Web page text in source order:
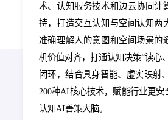
术、认知服务技术和边云协同计
持，打造交互认知与空间认知两
准确理解人的意图和空间场景的
机价值对齐，打通认知决策“读心
闭环，结合具身智能、虚实映射
200种AI核心技术，赋能行业更
认知AI善策大脑。